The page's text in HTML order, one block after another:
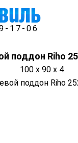
17-06
поддон Riho
100 x 90 x 4